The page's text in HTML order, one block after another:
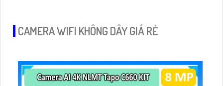
CAMERA WIFI KHÔNG DÂY GIÁ RẺ